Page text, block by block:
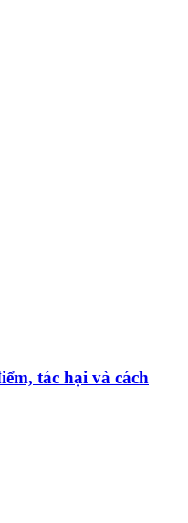
tác hại và cách